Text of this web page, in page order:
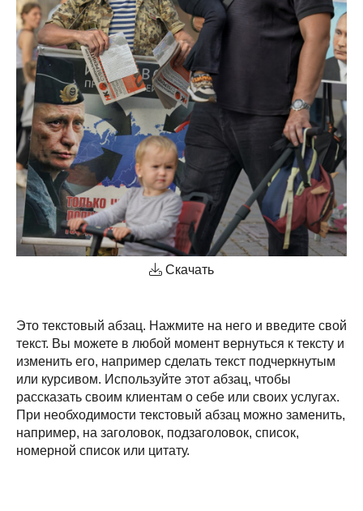
Скачать
Это текстовый абзац. Нажмите на него и введите свой
текст. Вы можете в любой момент вернуться к тексту и
изменить его, например сделать текст подчеркнутым
или курсивом. Используйте этот абзац, чтобы
рассказать своим клиентам о себе или своих услугах.
При необходимости текстовый абзац можно заменить,
например, на заголовок, подзаголовок, список,
номерной список или цитату.